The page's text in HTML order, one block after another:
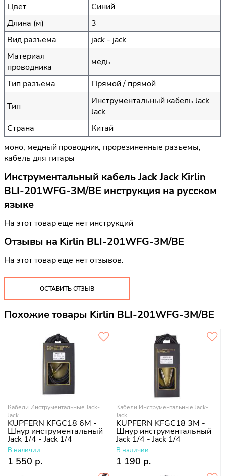
Цвет
Синий
Длина (м)
3
Вид разъема
jack - jack
Материал
проводника
медь
Тип разъема
Прямой / прямой
Тип
Инструментальный кабель Jack
Jack
Страна
Китай
моно, медный проводник, прорезиненные разъемы,
кабель для гитары
Инструментальный кабель Jack Jack Kirlin
BLI-201WFG-3M/BE инструкция на русском
языке
На этот товар еще нет инструкций
Отзывы на Kirlin BLI-201WFG-3M/BE
На этот товар еще нет отзывов.
ОСТАВИТЬ ОТЗЫВ
Похожие товары Kirlin BLI-201WFG-3M/BE
Кабели Инструментальные Jack-
Jack
KUPFERN KFGC18 6M -
Шнур инструментальный
Jack 1/4 - Jack 1/4
В наличии
1 550 р.
Кабели Инструментальные Jack-
Jack
KUPFERN KFGC18 3M -
Шнур инструментальный
Jack 1/4 - Jack 1/4
В наличии
1 190 р.